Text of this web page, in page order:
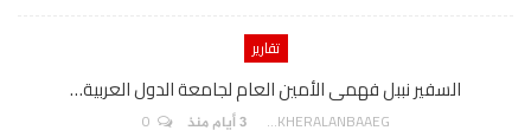
تقارير
السفير نببل فهمى الأمين العام لجامعة الدول العربية…
AKHERALANBAAEG 3 أيام منذ